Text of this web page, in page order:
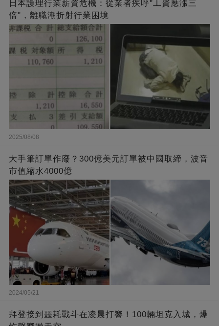
日本護理行業薪資危機：從業者疾呼"工資應漲三
倍"，離職潮折射行業困境
2025/08/08
大手筆訂單作廢？300億美元訂單被中國取締，波音
市值縮水4000億
2024/05/21
拜登接到噩耗戰斗在凌晨打響！100輛坦克入城，爆